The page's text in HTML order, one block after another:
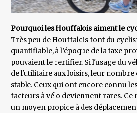
Pourquoi les Houffalois aiment le
Très peu de Houffalois font du
quantifiable, à l’époque de la taxe
pouvaient le certifier. Si l'usage du
de l'utilitaire aux loisirs, leur nombre
stable. Ceux qui ont encore connu
facteurs à vélo deviennent rares. Ce
un moyen propice à des